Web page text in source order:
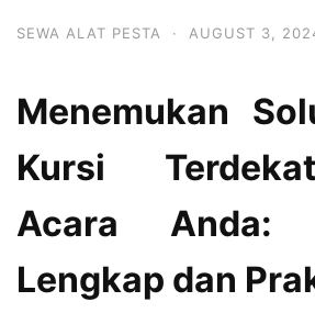
SEWA ALAT PESTA · AUGUST 3,
Menemukan
Kursi
Acara Anda:
Lengkap dan